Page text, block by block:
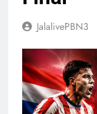
JalalivePBN3